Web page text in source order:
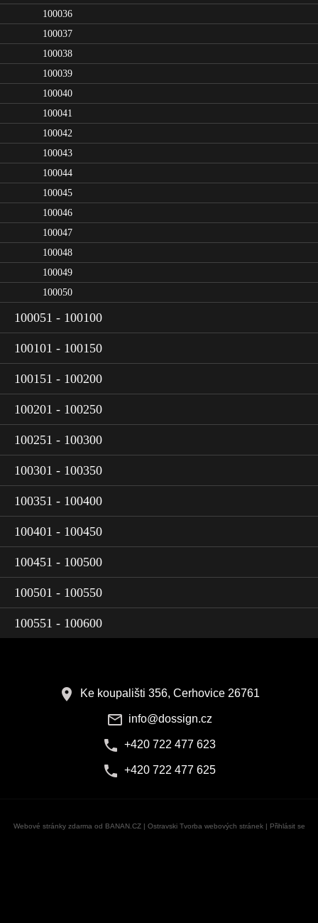
100036
100037
100038
100039
100040
100041
100042
100043
100044
100045
100046
100047
100048
100049
100050
100051 - 100100
100101 - 100150
100151 - 100200
100201 - 100250
100251 - 100300
100301 - 100350
100351 - 100400
100401 - 100450
100451 - 100500
100501 - 100550
100551 - 100600
Ke koupališti 356, Cerhovice 26761
info@dossign.cz
+420 722 477 623
+420 722 477 625
Webové stránky zdarma od BANAN.CZ| Ostravski Tvorba webových stránek | Přihlásit se